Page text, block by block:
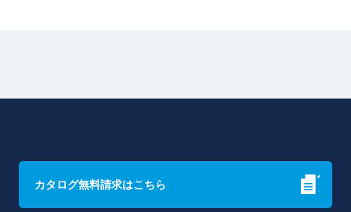
カタログ無料請求はこちら